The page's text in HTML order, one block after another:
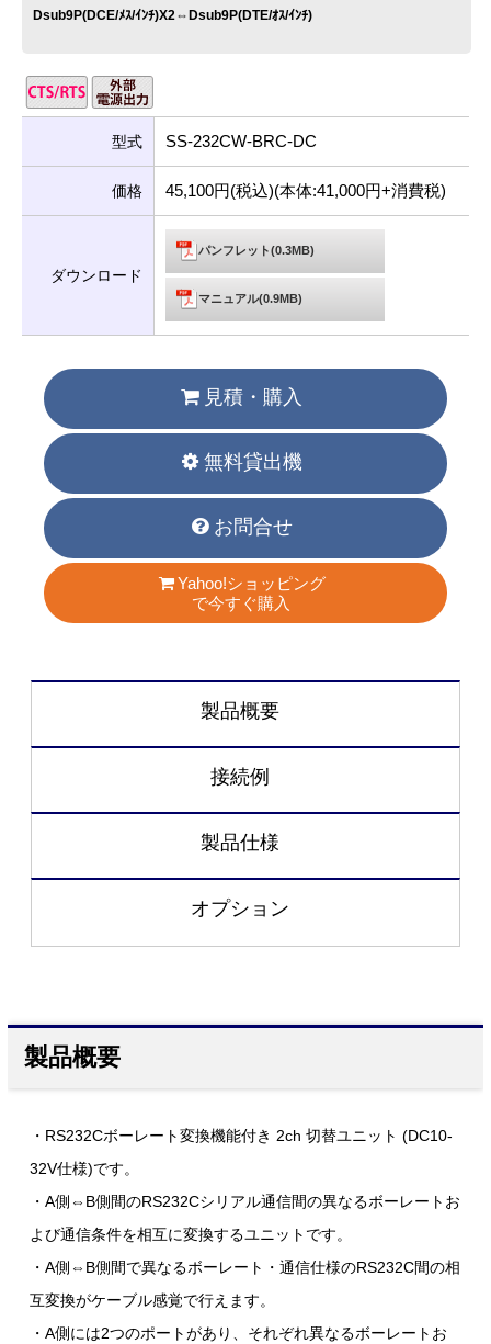
Dsub9P(DCE/ﾒｽ/ｲﾝﾁ)X2⇔Dsub9P(DTE/ｵｽ/ｲﾝﾁ)
型式 SS-232CW-BRC-DC
価格 45,100円(税込)(本体:41,000円+消費税)
ダウンロード
パンフレット(0.3MB)
マニュアル(0.9MB)
見積・購入
無料貸出機
お問合せ
Yahoo!ショッピング
で今すぐ購入
製品概要
接続例
製品仕様
オプション
製品概要
・RS232Cボーレート変換機能付き 2ch 切替ユニット (DC10-
32V仕様)です。
・A側⇔B側間のRS232Cシリアル通信間の異なるボーレートお
よび通信条件を相互に変換するユニットです。
・A側⇔B側間で異なるボーレート・通信仕様のRS232C間の相
互変換がケーブル感覚で行えます。
・A側には2つのポートがあり、それぞれ異なるボーレートお